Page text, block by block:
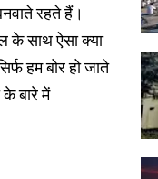
रहते हैं।
के साथ ऐसा क्या
हम बोर हो जाते
बारे में